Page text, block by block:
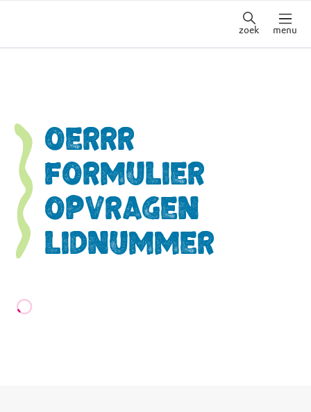
zoek menu
OERRR
Formulier
opvragen
lidnummer